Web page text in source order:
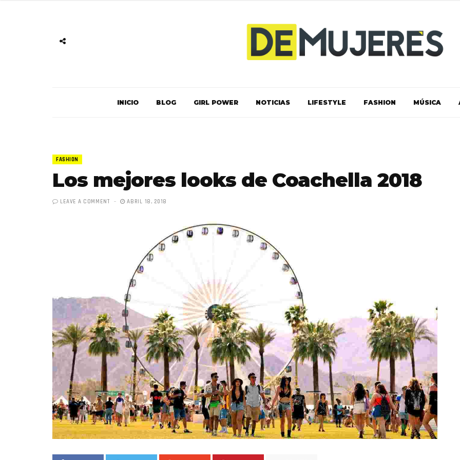
INICIO BLOG GIRL POWER NOTICIAS LIFESTYLE FASHION MÚSICA
FASHION
Los mejores looks de Coachella 2018
LEAVE A COMMENT ABRIL 18, 2018
«Bonitas», el nuevo
sencillo de Hendrix y
Totó la Momposina: el
adiós a la gran
cantadora que llevó las
raíces colombianas al
mundo a través de su
música